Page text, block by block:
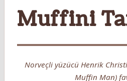
Muffini
Norveçli yüzücü Henrik
Muffin Man)